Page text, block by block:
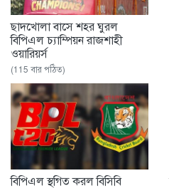
ছাদখোলা বাসে শহর ঘুরল
বিপিএল চ্যাম্পিয়ন রাজশাহী
ওয়ারিয়র্স
(115 বার পঠিত)
বিপিএল স্থগিত করল বিসিবি